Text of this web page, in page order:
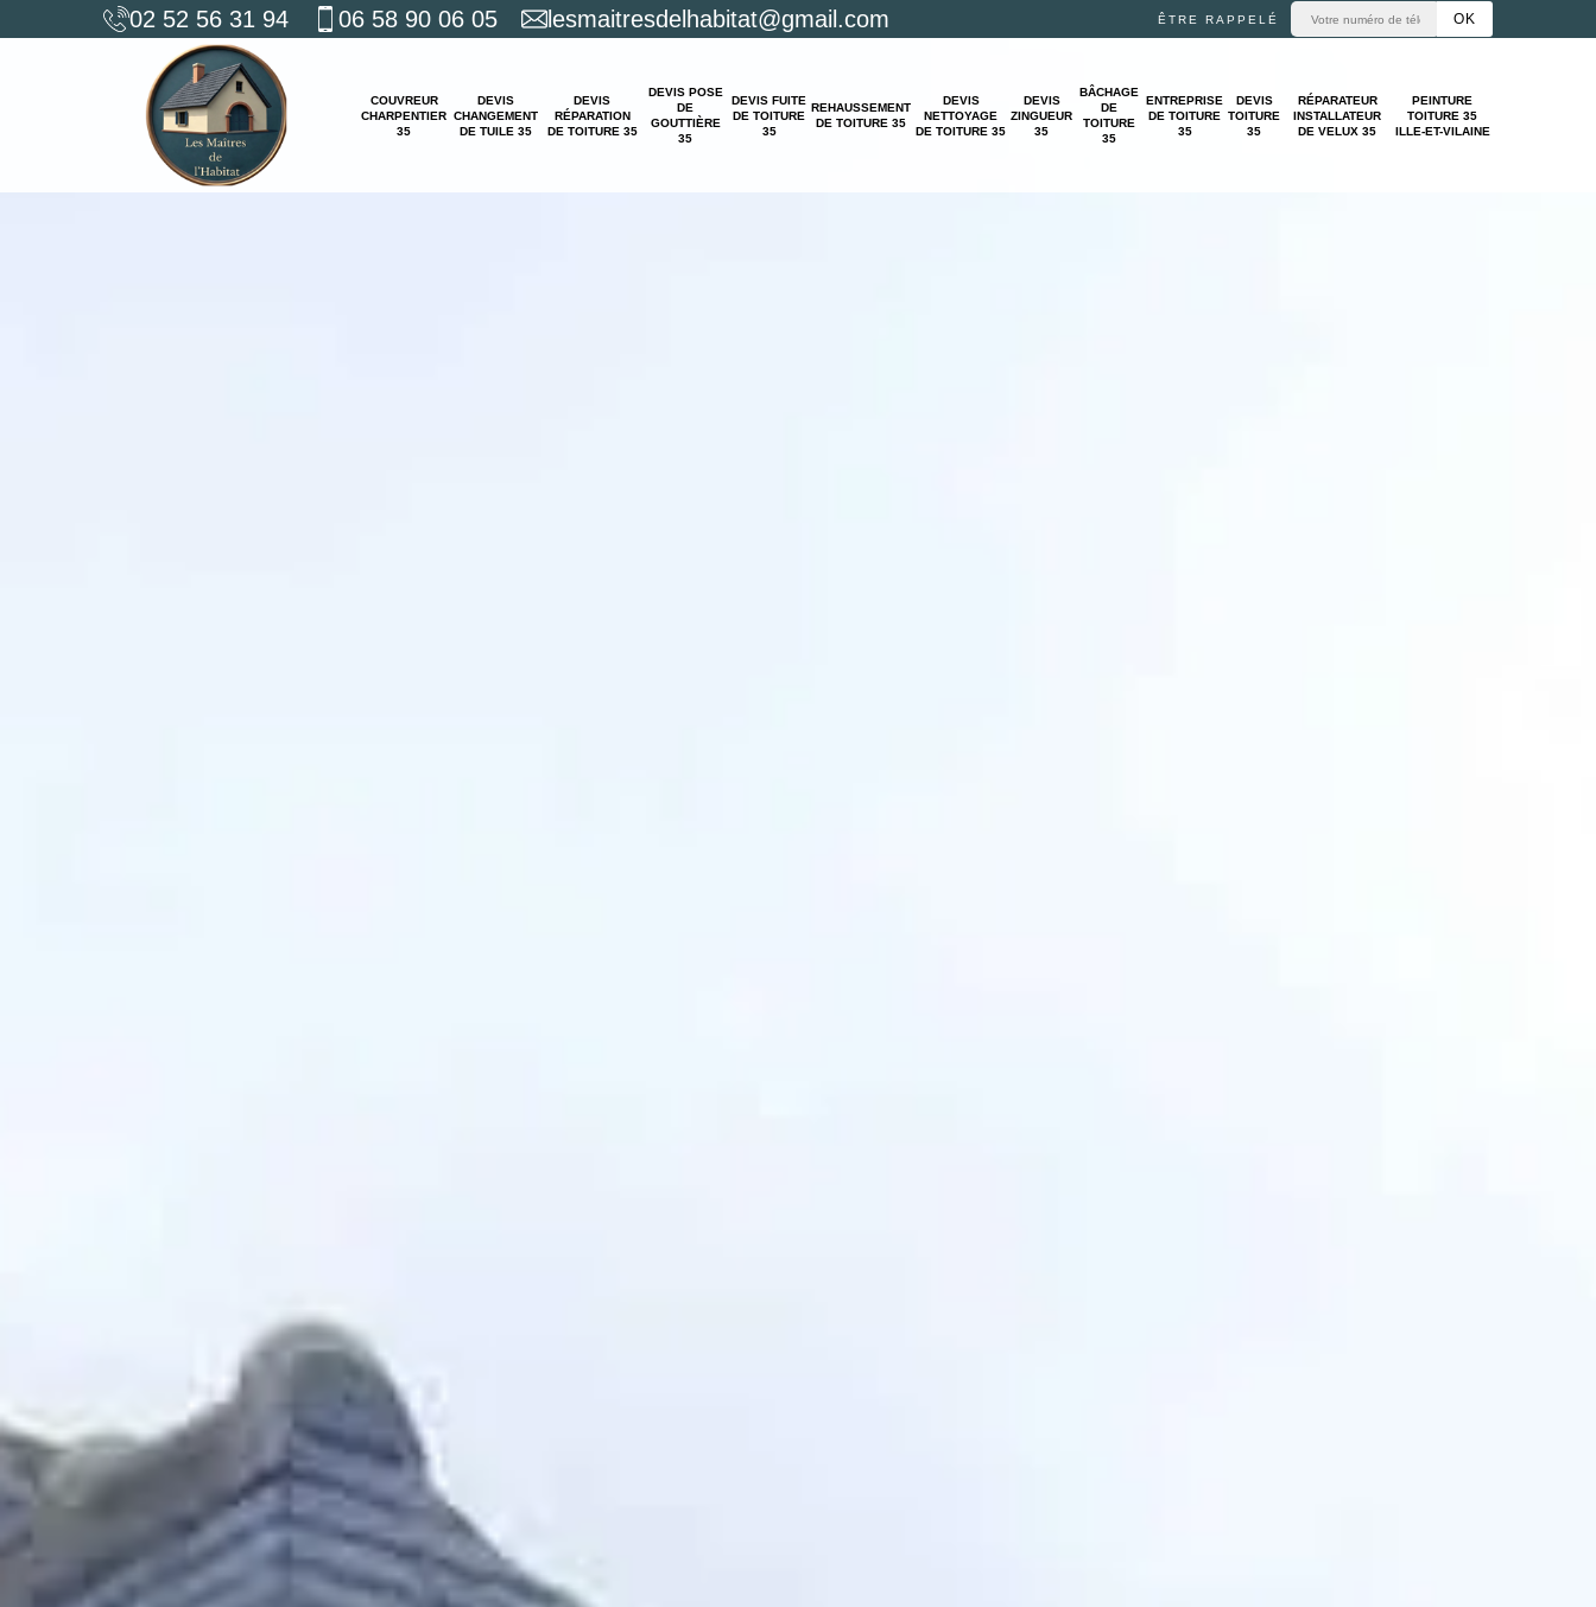
02 52 56 31 94 06 58 90 06 05 lesmaitresdelhabitat@gmail.com ÊTRE RAPPELÉ
COUVREUR
CHARPENTIER
35
DEVIS
CHANGEMENT
DE TUILE 35
DEVIS
RÉPARATION
DE TOITURE 35
DEVIS POSE
DE
GOUTTIÈRE
35
DEVIS FUITE
DE TOITURE
35
REHAUSSEMENT
DE TOITURE 35
DEVIS
NETTOYAGE
DE TOITURE 35
DEVIS
ZINGUEUR
35
BÂCHAGE
DE
TOITURE
35
ENTREPRISE
DE TOITURE
35
DEVIS
TOITURE
35
RÉPARATEUR
INSTALLATEUR
DE VELUX 35
PEINTURE
TOITURE 35
ILLE-ET-VILAINE